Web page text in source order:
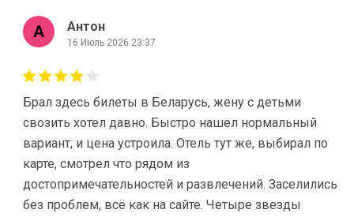
Антон
16 Июль 2026 23:37
Брал здесь билеты в Беларусь, жену с детьми
свозить хотел давно. Быстро нашел нормальный
вариант, и цена устроила. Отель тут же, выбирал по
карте, смотрел что рядом из
достопримечательностей и развлечений. Заселились
без проблем, всё как на сайте. Четыре звезды